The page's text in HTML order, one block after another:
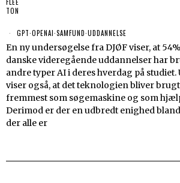
GPT·OPENAI·SAMFUND·UDDANNELSE
En ny undersøgelse fra DJØF viser, at
danske videregående uddannelser har
andre typer AI i deres hverdag på
viser også, at det teknologien bliver
fremmest som søgemaskine og som
Derimod er der en udbredt enighed
der alle er